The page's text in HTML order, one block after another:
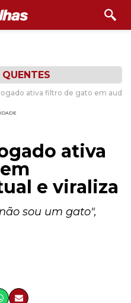
ativa filtro de gato em
ativa
e viraliza
sou um gato",